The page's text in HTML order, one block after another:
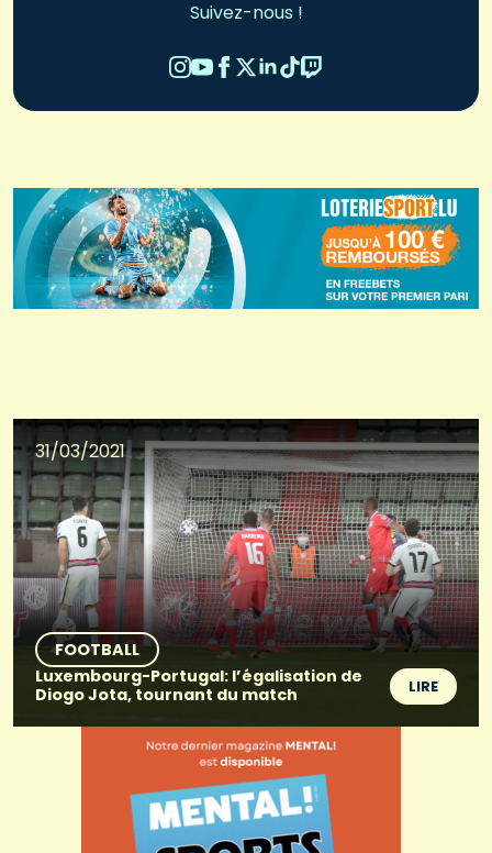
Suivez-nous !
31/03/2021
FOOTBALL
Luxembourg-Portugal: l’égalisation de
Diogo Jota, tournant du match
LIRE